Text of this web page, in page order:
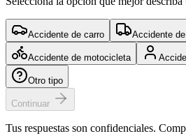
Accidente de carro Accidente
Accidente de motocicleta
Otro tipo
Continuar
Tus respuestas son confidenciales.